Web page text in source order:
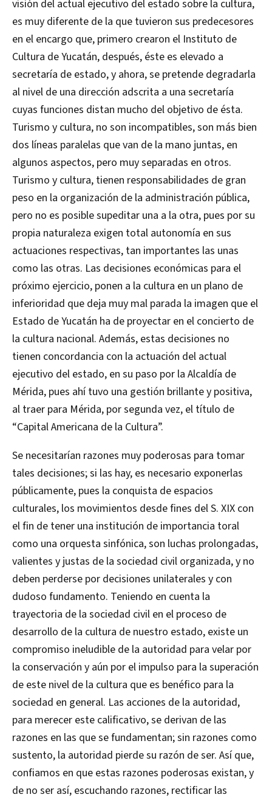
visión del actual ejecutivo del estado sobre la cultura,
es muy diferente de la que tuvieron sus predecesores
en el encargo que, primero crearon el Instituto de
Cultura de Yucatán, después, éste es elevado a
secretaría de estado, y ahora, se pretende degradarla
al nivel de una dirección adscrita a una secretaría
cuyas funciones distan mucho del objetivo de ésta.
Turismo y cultura, no son incompatibles, son más bien
dos líneas paralelas que van de la mano juntas, en
algunos aspectos, pero muy separadas en otros.
Turismo y cultura, tienen responsabilidades de gran
peso en la organización de la administración pública,
pero no es posible supeditar una a la otra, pues por su
propia naturaleza exigen total autonomía en sus
actuaciones respectivas, tan importantes las unas
como las otras. Las decisiones económicas para el
próximo ejercicio, ponen a la cultura en un plano de
inferioridad que deja muy mal parada la imagen que el
Estado de Yucatán ha de proyectar en el concierto de
la cultura nacional. Además, estas decisiones no
tienen concordancia con la actuación del actual
ejecutivo del estado, en su paso por la Alcaldía de
Mérida, pues ahí tuvo una gestión brillante y positiva,
al traer para Mérida, por segunda vez, el título de
“Capital Americana de la Cultura”.
Se necesitarían razones muy poderosas para tomar
tales decisiones; si las hay, es necesario exponerlas
públicamente, pues la conquista de espacios
culturales, los movimientos desde fines del S. XIX con
el fin de tener una institución de importancia toral
como una orquesta sinfónica, son luchas prolongadas,
valientes y justas de la sociedad civil organizada, y no
deben perderse por decisiones unilaterales y con
dudoso fundamento. Teniendo en cuenta la
trayectoria de la sociedad civil en el proceso de
desarrollo de la cultura de nuestro estado, existe un
compromiso ineludible de la autoridad para velar por
la conservación y aún por el impulso para la superación
de este nivel de la cultura que es benéfico para la
sociedad en general. Las acciones de la autoridad,
para merecer este calificativo, se derivan de las
razones en las que se fundamentan; sin razones como
sustento, la autoridad pierde su razón de ser. Así que,
confiamos en que estas razones poderosas existan, y
de no ser así, escuchando razones, rectificar las